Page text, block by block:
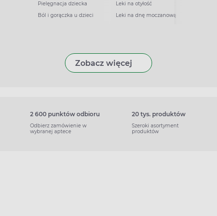
Pielęgnacja dziecka
Ból i gorączka u dzieci
Leki na otyłość
Leki na dnę moczanową
Zobacz więcej
2 600 punktów odbioru
Odbierz zamówienie w
wybranej aptece
20 tys. produktów
Szeroki asortyment
produktów